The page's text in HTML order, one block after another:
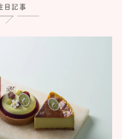
目記事